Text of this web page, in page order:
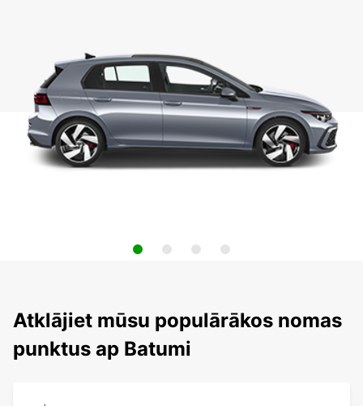
Atklājiet mūsu populārākos nomas
punktus ap Batumi